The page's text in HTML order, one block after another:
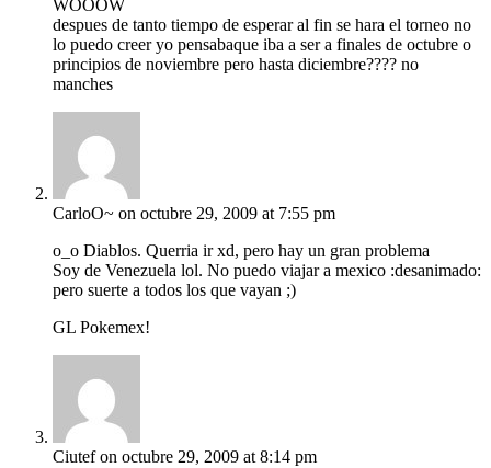
WOOOW
despues de tanto tiempo de esperar al fin se hara el torneo no
lo puedo creer yo pensabaque iba a ser a finales de octubre o
principios de noviembre pero hasta diciembre???? no
manches
CarloO~ on octubre 29, 2009 at 7:55 pm
o_o Diablos. Querria ir xd, pero hay un gran problema
Soy de Venezuela lol. No puedo viajar a mexico :desanimado:
pero suerte a todos los que vayan ;)
GL Pokemex!
Ciutef on octubre 29, 2009 at 8:14 pm